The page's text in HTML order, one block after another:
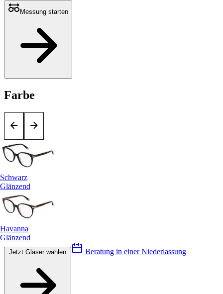
Messung starten
Farbe
Schwarz
Glänzend
Havanna
Glänzend
Beratung in einer Niederlassung